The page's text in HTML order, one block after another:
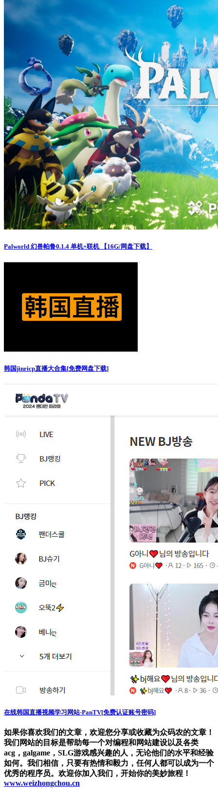
Palworld 幻兽帕鲁0.1.4 单机+联机 【16G/网盘下载】
韩国jinricp直播大合集[免费网盘下载]
在线韩国直播视频学习网站-PanTV[免费认证账号密码]
如果你喜欢我们的文章，欢迎您分享或收藏为众码农的文章！
我们网站的目标是帮助每一个对编程和网站建设以及各类
acg，galgame，SLG游戏感兴趣的人，无论他们的水平和经验
如何。我们相信，只要有热情和毅力，任何人都可以成为一个
优秀的程序员。欢迎你加入我们，开始你的美妙旅程！
www.weizhongchou.cn